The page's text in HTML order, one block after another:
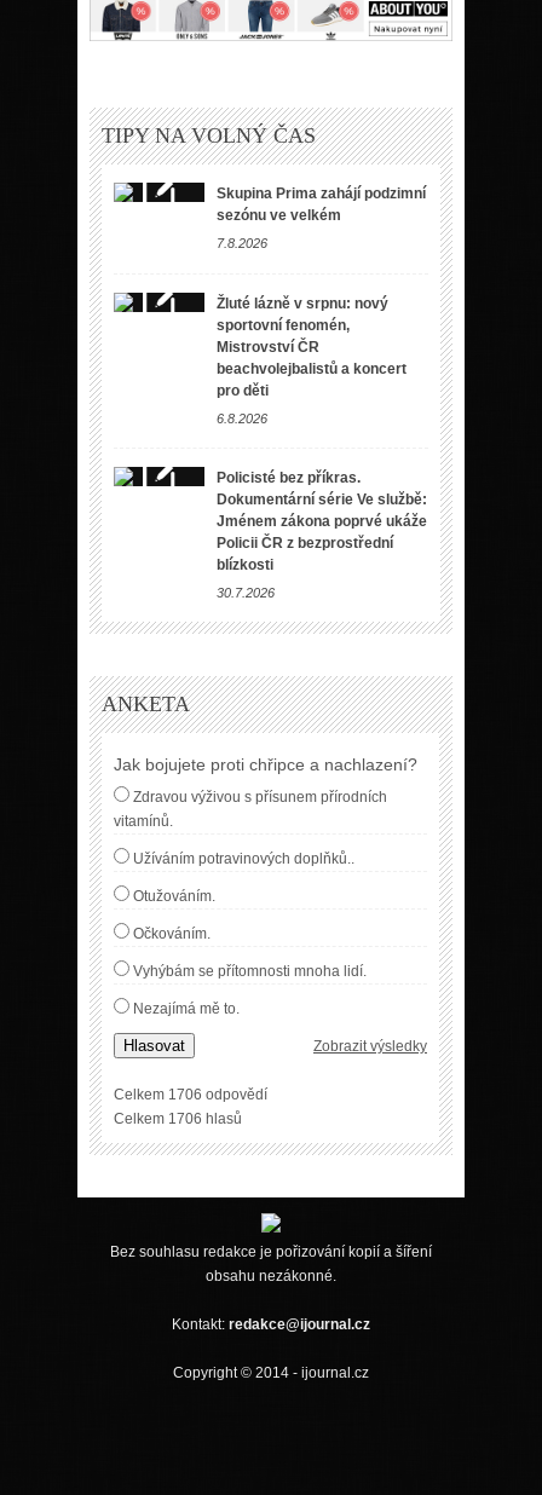
TIPY NA VOLNÝ ČAS
Skupina Prima zahájí podzimní
sezónu ve velkém
7.8.2026
Žluté lázně v srpnu: nový
sportovní fenomén,
Mistrovství ČR
beachvolejbalistů a koncert
pro děti
6.8.2026
Policisté bez příkras.
Dokumentární série Ve službě:
Jménem zákona poprvé ukáže
Policii ČR z bezprostřední
blízkosti
30.7.2026
ANKETA
Jak bojujete proti chřipce a nachlazení?
Zdravou výživou s přísunem přírodních
vitamínů.
Užíváním potravinových doplňků..
Otužováním.
Očkováním.
Vyhýbám se přítomnosti mnoha lidí.
Nezajímá mě to.
Hlasovat Zobrazit výsledky
Celkem 1706 odpovědí
Celkem 1706 hlasů
Bez souhlasu redakce je pořizování kopií a šíření
obsahu nezákonné.
Kontakt: redakce@ijournal.cz
Copyright © 2014 - ijournal.cz